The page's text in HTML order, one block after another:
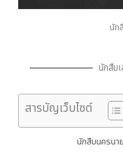
นัก
นักสืบ
สารบัญเว็บไซต์
นักสืบนครน